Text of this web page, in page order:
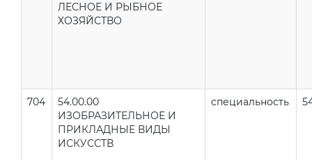
ЛЕСНОЕ И РЫБНОЕ
ХОЗЯЙСТВО
704
54.00.00
ИЗОБРАЗИТЕЛЬНОЕ И
ПРИКЛАДНЫЕ ВИДЫ
ИСКУССТВ
специальность